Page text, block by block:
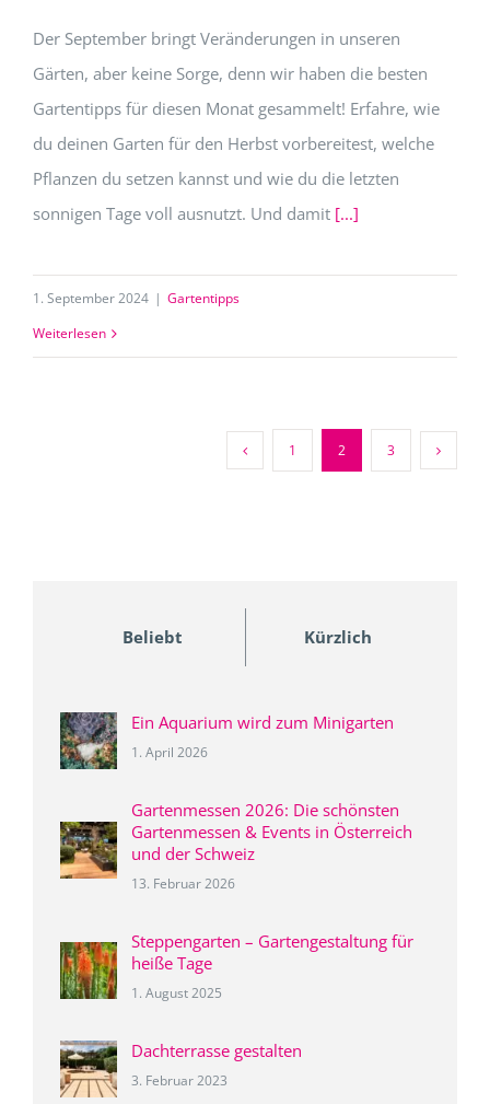
Der September bringt Veränderungen in unseren
Gärten, aber keine Sorge, denn wir haben die besten
Gartentipps für diesen Monat gesammelt! Erfahre, wie
du deinen Garten für den Herbst vorbereitest, welche
Pflanzen du setzen kannst und wie du die letzten
sonnigen Tage voll ausnutzt. Und damit [...]
1. September 2024 | Gartentipps
Weiterlesen
1 2 3
Beliebt Kürzlich
Ein Aquarium wird zum Minigarten
1. April 2026
Gartenmessen 2026: Die schönsten
Gartenmessen & Events in Österreich
und der Schweiz
13. Februar 2026
Steppengarten – Gartengestaltung für
heiße Tage
1. August 2025
Dachterrasse gestalten
3. Februar 2023